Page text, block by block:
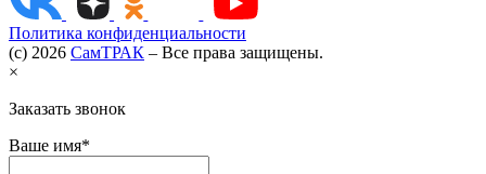
Политика конфиденциальности
(c) 2026 СамТРАК – Все права защищены.
×
Заказать звонок
Ваше имя*